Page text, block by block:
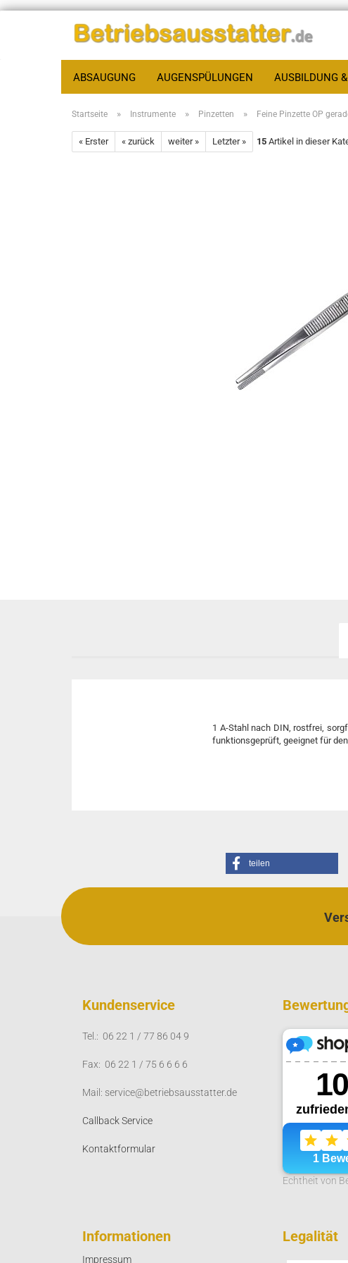
ABSAUGUNG AUGENSPÜLUNGEN AUSBILDUNG
Startseite » Instrumente » Pinzetten » Feine Pinzette OP
« Erster « zurück weiter » Letzter » 15 Artikel in dieser
1 A-Stahl nach DIN, rostfrei,
funktionsgeprüft, geeignet für
teilen
Kundenservice
Tel.: 06 22 1 / 77 86 04 9
Fax: 06 22 1 / 75 6 6 6 6
Mail: service@betriebsausstatter.de
Callback Service
Kontaktformular
Echtheit von
Informationen
Impressum
Legalität